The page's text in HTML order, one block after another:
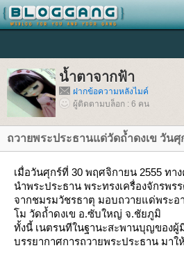
น้ำตาจากฟ้า
ฝากข้อความหลังไมค์
ผู้ติดตามบล็อก : 6 คน
ถวายพระประธานแด่วัดถ้ำดงเข วัน
เมื่อวันศุกร์ที่ 30 พฤศจิกายน 2555 ทา
นำพระประธาน พระทรงเครื่องจักรพ
จากชมรมวัชรธาตุ มอบถวายแด่พระอ
ม วัดถ้ำดงเข อ.ซับใหญ่ จ.ชัยภูมิ
ทั้งนี้ เนตรนทีในฐานะสะพานบุญของ
บรรยากาศการถวายพระประธาน มา